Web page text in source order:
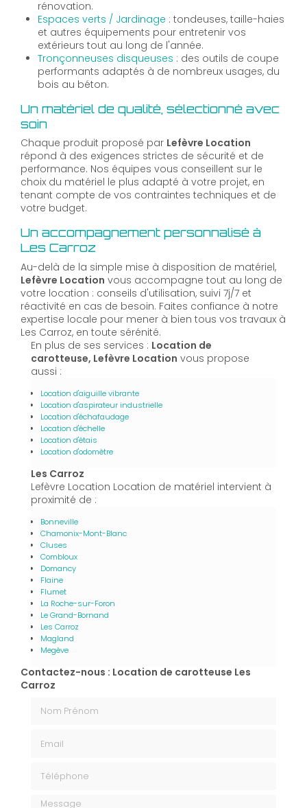
rénovation.
Espaces verts / Jardinage : tondeuses, taille-haies
et autres équipements pour entretenir vos
extérieurs tout au long de l'année.
Tronçonneuses disqueuses : des outils de coupe
performants adaptés à de nombreux usages, du
bois au béton.
Un matériel de qualité, sélectionné avec
soin
Chaque produit proposé par Lefèvre Location
répond à des exigences strictes de sécurité et de
performance. Nos équipes vous conseillent sur le
choix du matériel le plus adapté à votre projet, en
tenant compte de vos contraintes techniques et de
votre budget.
Un accompagnement personnalisé à
Les Carroz
Au-delà de la simple mise à disposition de matériel,
Lefèvre Location vous accompagne tout au long de
votre location : conseils d'utilisation, suivi 7j/7 et
réactivité en cas de besoin. Faites confiance à notre
expertise locale pour mener à bien tous vos travaux à
Les Carroz, en toute sérénité.
En plus de ses services : Location de
carotteuse, Lefèvre Location vous propose
aussi :
Location d'aiguille vibrante
Location d'aspirateur industrielle
Location d'échafaudage
Location d'échelle
Location d'étais
Location d'odomètre
Les Carroz
Lefèvre Location Location de matériel intervient à
proximité de :
Bonneville
Chamonix-Mont-Blanc
Cluses
Combloux
Domancy
Flaine
Flumet
La Roche-sur-Foron
Le Grand-Bornand
Les Carroz
Magland
Megève
Contactez-nous : Location de carotteuse Les
Carroz
Message